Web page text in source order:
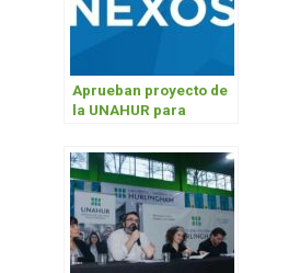
Aprueban proyecto de
la UNAHUR para
secundarias